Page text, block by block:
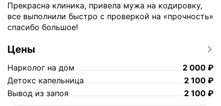
Прекрасна клиника, привела мужа на кодировку,
все выполнили быстро с проверкой на «прочность»
спасибо большое!
Цены
Нарколог на дом Цена
2000
2 000 ₽
Детокс капельница
Цена
2100
2 100 ₽
Вывод из запоя
Цена
2100
2 100 ₽